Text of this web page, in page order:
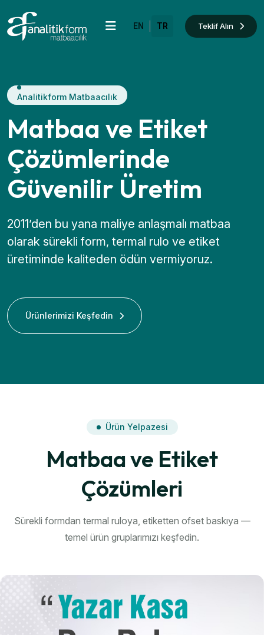
EN TR Teklif Alın
Analitikform Matbaacılık
Matbaa ve Etiket
Çözümlerinde
Güvenilir Üretim
2011’den bu yana maliye anlaşmalı matbaa
olarak sürekli form, termal rulo ve etiket
üretiminde kaliteden ödün vermiyoruz.
Ürünlerimizi Keşfedin
Ürün Yelpazesi
Matbaa ve Etiket
Çözümleri
Sürekli formdan termal ruloya, etiketten ofset baskıya —
temel ürün gruplarımızı keşfedin.